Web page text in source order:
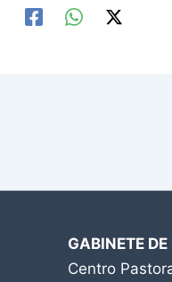
GABINETE
Centro